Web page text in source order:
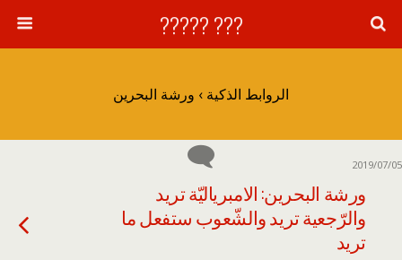
??? ?????
الروابط الذكية › ورشة البحرين
2019/07/05
ورشة البحرين: الامبرياليّة تريد
والرّجعية تريد والشّعوب ستفعل ما
تريد